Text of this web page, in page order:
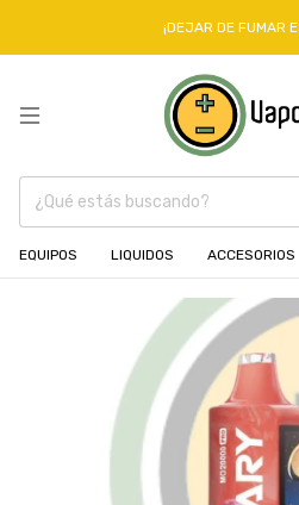
¡DEJAR DE FUMAR
EQUIPOS LIQUIDOS ACCESORIOS